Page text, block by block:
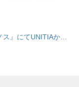
ス』にてUNITIAか…